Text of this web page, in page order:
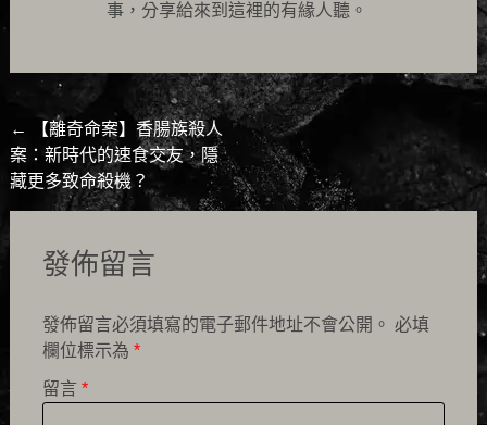
事，分享給來到這裡的有緣人聽。
Post
navigation
←
【離奇命案】香腸族殺人
案：新時代的速食交友，隱
藏更多致命殺機？
發佈留言
發佈留言必須填寫的電子郵件地址不會公開。 必填
欄位標示為 *
留言 *